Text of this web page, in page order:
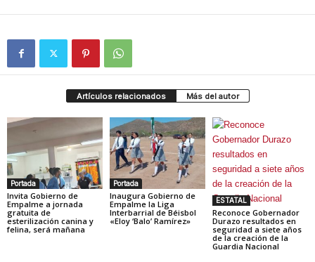
Artículos relacionados Más del autor
Portada
Invita Gobierno de
Empalme a jornada
gratuita de
esterilización canina y
felina, será mañana
Portada
Inaugura Gobierno de
Empalme la Liga
Interbarrial de Béisbol
«Eloy ‘Balo’ Ramírez»
ESTATAL
Reconoce Gobernador
Durazo resultados en
seguridad a siete años
de la creación de la
Guardia Nacional